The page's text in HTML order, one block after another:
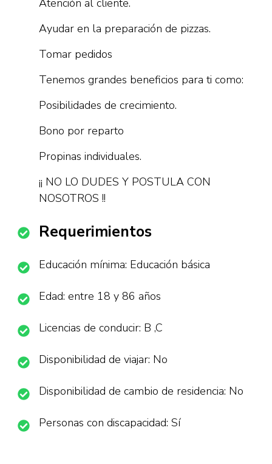
Atención al cliente.
Ayudar en la preparación de pizzas.
Tomar pedidos
Tenemos grandes beneficios para ti como:
Posibilidades de crecimiento.
Bono por reparto
Propinas individuales.
¡¡ NO LO DUDES Y POSTULA CON
NOSOTROS !!
Requerimientos
Educación mínima: Educación básica
Edad: entre 18 y 86 años
Licencias de conducir: B ,C
Disponibilidad de viajar: No
Disponibilidad de cambio de residencia: No
Personas con discapacidad: Sí